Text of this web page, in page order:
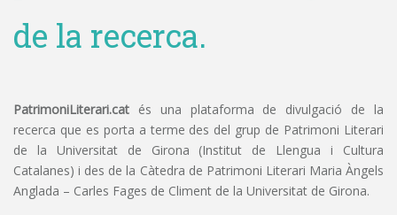
de la recerca.
PatrimoniLiterari.cat és una plataforma de divulgació de la
recerca que es porta a terme des del grup de Patrimoni Literari
de la Universitat de Girona (Institut de Llengua i Cultura
Catalanes) i des de la Càtedra de Patrimoni Literari Maria Àngels
Anglada – Carles Fages de Climent de la Universitat de Girona.